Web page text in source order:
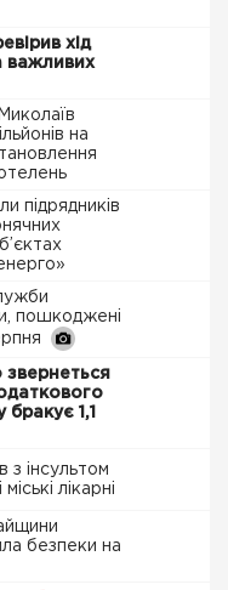
хід
важливих
на
підрядників
пошкоджені
звернеться
бракує 1,1
з інсультом
лікарні
безпеки на